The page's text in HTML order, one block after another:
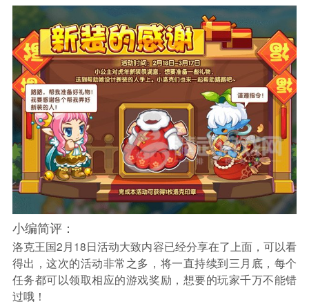
小编简评：
洛克王国2月18日活动大致内容已经分享在了上面，可以看
得出，这次的活动非常之多，将一直持续到三月底，每个
任务都可以领取相应的游戏奖励，想要的玩家千万不能错
过哦！